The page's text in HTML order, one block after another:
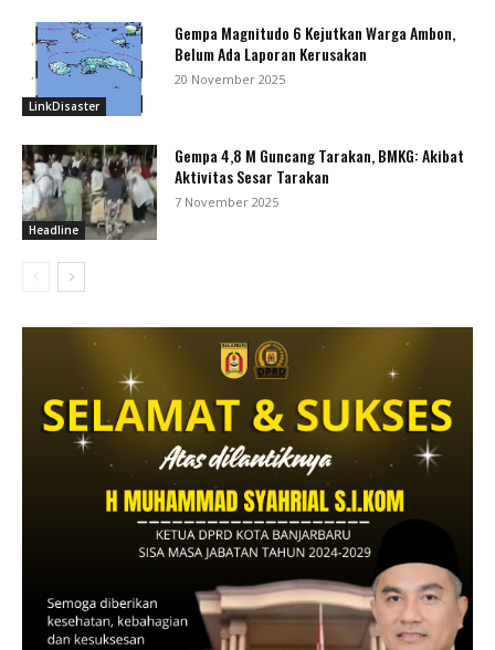
LinkDisaster
Gempa Magnitudo 6 Kejutkan Warga Ambon,
Belum Ada Laporan Kerusakan
20 November 2025
Headline
Gempa 4,8 M Guncang Tarakan, BMKG: Akibat
Aktivitas Sesar Tarakan
7 November 2025